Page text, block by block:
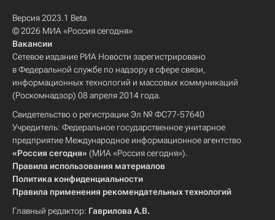
Версия 2023.1 Beta
© 2026 МИА «Россия сегодня»
Вакансии
Сетевое издание РИА Новости зарегистрировано
в Федеральной службе по надзору в сфере связи,
информационных технологий и массовых коммуникаций
(Роскомнадзор) 08 апреля 2014 года.
Свидетельство о регистрации Эл № ФС77-57640
Учредитель: Федеральное государственное унитарное
предприятие Международное информационное агентство
«Россия сегодня» (МИА «Россия сегодня»).
Правила использования материалов
Политика конфиденциальности
Правила применения рекомендательных технологий
Главный редактор: Гаврилова А.В.